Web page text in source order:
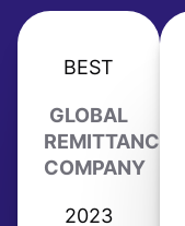
BEST
GLOBAL
REMITTANCE
COMPANY
2023